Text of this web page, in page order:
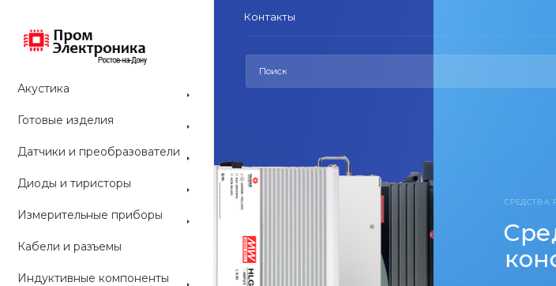
Контакты
Акустика
Готовые изделия
Датчики и преобразователи
Диоды и тиристоры
Измерительные приборы
Кабели и разъемы
Индуктивные компоненты
СРЕДСТВА РАЗРАБОТКИ, КОНСТРУКТОРЫ
Средства разработки,
конструкторы